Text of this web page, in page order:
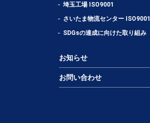
埼玉工場 ISO9001
さいたま物流センター ISO9001
SDGsの達成に向けた取り組み
お知らせ
お問い合わせ